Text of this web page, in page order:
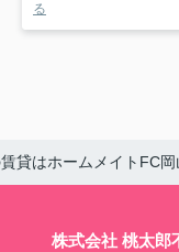
る
貸はホームメイトFC
株式会社 桃太